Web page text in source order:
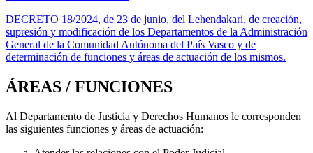
DECRETO 18/2024, de 23 de junio, del Lehendakari, de creación,
supresión y modificación de los Departamentos de la Administración
General de la Comunidad Autónoma del País Vasco y de
determinación de funciones y áreas de actuación de los mismos.
ÁREAS / FUNCIONES
Al Departamento de Justicia y Derechos Humanos le corresponden
las siguientes funciones y áreas de actuación: